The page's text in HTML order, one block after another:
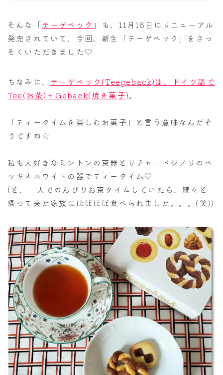
そんな「テーゲベック 」も、11月16日にリニューアル
発売されていて、今回、新生「テーゲベック」をさっ
そくいただきました♡
ちなみに、 テーゲベック(Teegeback)は、ドイツ語で
Tee(お茶)＋Geback(焼き菓子)。
「ティータイムを楽しむお菓子」と言う意味なんだそ
うですね☆
私も大好きなミントンの茶器とリチャードジノリのベ
ッキオホワイトの器でティータイム♡
(と、一人でのんびりお茶タイムしていたら、続々と
帰って来た家族にほぼほぼ食べられました。。。(笑))